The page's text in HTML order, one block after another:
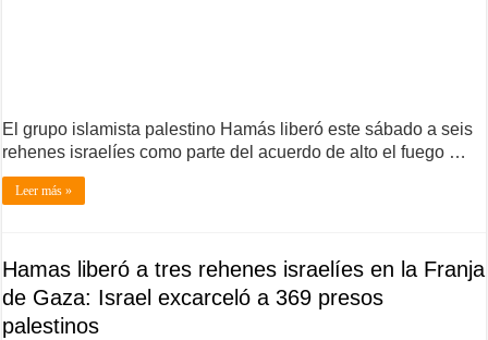
El grupo islamista palestino Hamás liberó este sábado a seis
rehenes israelíes como parte del acuerdo de alto el fuego …
Leer más »
Hamas liberó a tres rehenes israelíes en la Franja
de Gaza: Israel excarceló a 369 presos
palestinos